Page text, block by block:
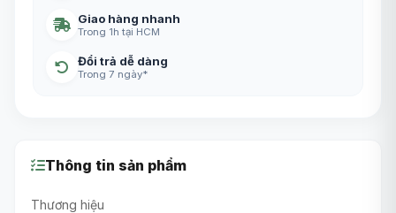
Giao hàng nhanh
Trong 1h tại HCM
Đổi trả dễ dàng
Trong 7 ngày*
Thông tin sản phẩm
Thương hiệu